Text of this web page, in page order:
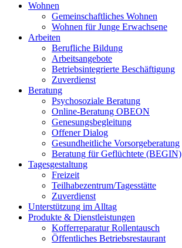
Wohnen
von
"Wohnen"
Gemeinschaftliches Wohnen
Wohnen für Junge Erwachsene
Arbeiten
von
"Arbeiten"
Berufliche Bildung
Arbeitsangebote
Betriebsintegrierte Beschäftigung
Zuverdienst
BeratungUntermenü
von
"Beratung"
Psychosoziale Beratung
Online-Beratung OBEON
Genesungsbegleitung
Offener Dialog
Gesundheitliche Vorsorgeberatung
Beratung für Geflüchtete (BEGIN)
TagesgestaltungUntermenü
"Tagesgestaltung"
Freizeit
Teilhabezentrum/Tagesstätte
Zuverdienst
Unterstützung im Alltag
Produkte & Dienstleistungen
von
"Produkte
&
Kofferreparatur Rollentausch
Öffentliches Betriebsrestaurant